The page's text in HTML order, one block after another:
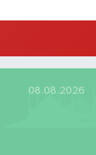
08.08.2026